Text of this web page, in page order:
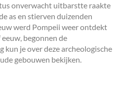
onverwacht uitbarstte raakte
as en stierven duizenden
werd Pompeii weer ontdekt
eeuw, begonnen de
kun je over deze archeologische
gebouwen bekijken.